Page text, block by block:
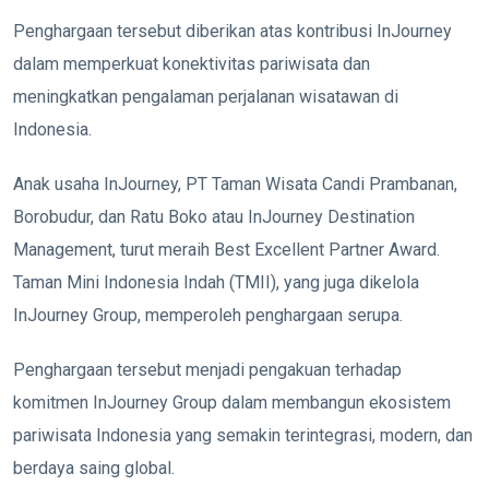
Penghargaan tersebut diberikan atas kontribusi InJourney
dalam memperkuat konektivitas pariwisata dan
meningkatkan pengalaman perjalanan wisatawan di
Indonesia.
Anak usaha InJourney, PT Taman Wisata Candi Prambanan,
Borobudur, dan Ratu Boko atau InJourney Destination
Management, turut meraih Best Excellent Partner Award.
Taman Mini Indonesia Indah (TMII), yang juga dikelola
InJourney Group, memperoleh penghargaan serupa.
Penghargaan tersebut menjadi pengakuan terhadap
komitmen InJourney Group dalam membangun ekosistem
pariwisata Indonesia yang semakin terintegrasi, modern, dan
berdaya saing global.